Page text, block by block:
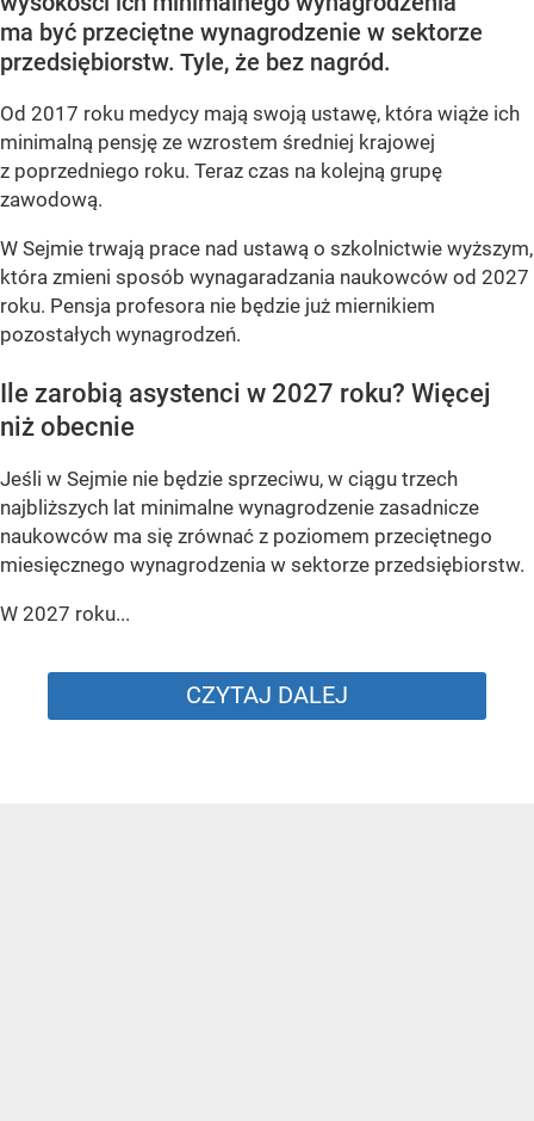
ma być przeciętne wynagrodzenie w sektorze
przedsiębiorstw. Tyle, że bez nagród.
Od 2017 roku medycy mają swoją ustawę, która wiąże ich
minimalną pensję ze wzrostem średniej krajowej
z poprzedniego roku. Teraz czas na kolejną grupę
zawodową.
W Sejmie trwają prace nad ustawą o szkolnictwie wyższym,
która zmieni sposób wynagaradzania naukowców od 2027
roku. Pensja profesora nie będzie już miernikiem
pozostałych wynagrodzeń.
Ile zarobią asystenci w 2027 roku? Więcej
niż obecnie
Jeśli w Sejmie nie będzie sprzeciwu, w ciągu trzech
najbliższych lat minimalne wynagrodzenie zasadnicze
naukowców ma się zrównać z poziomem przeciętnego
miesięcznego wynagrodzenia w sektorze przedsiębiorstw.
W 2027 roku...
CZYTAJ DALEJ